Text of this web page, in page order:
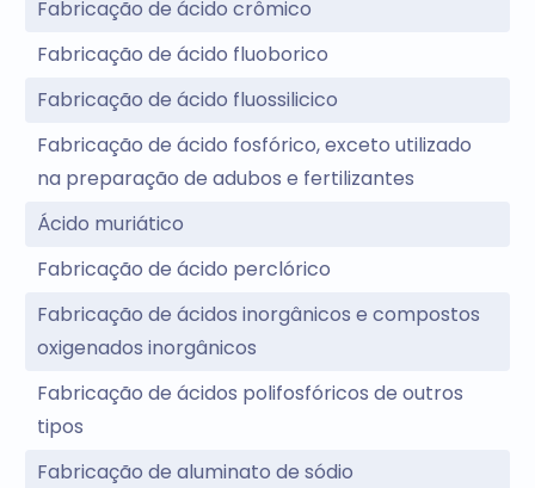
Fabricação de ácido crômico
Fabricação de ácido fluoborico
Fabricação de ácido fluossilicico
Fabricação de ácido fosfórico, exceto utilizado
na preparação de adubos e fertilizantes
Ácido muriático
Fabricação de ácido perclórico
Fabricação de ácidos inorgânicos e compostos
oxigenados inorgânicos
Fabricação de ácidos polifosfóricos de outros
tipos
Fabricação de aluminato de sódio